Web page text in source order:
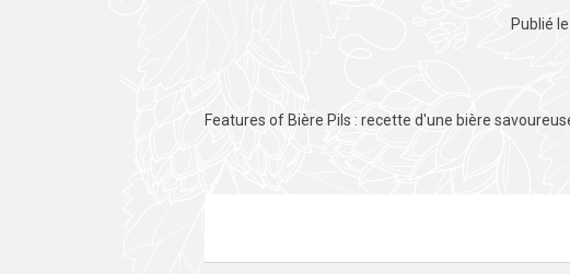
Publié
Features of Bière Pils : recette d'une bière